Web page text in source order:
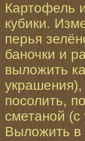
Картофель
кубики.
перья
баночки и
выложить
посолить,
сметаной (с
Выложить в